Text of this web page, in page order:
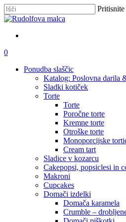
Skip
to
content
Zapri
išči
account
0
Ponudba slaščic
Katalog: Poslovna darila
Sladki kotiček
Torte
Torte
Poročne torte
Kremne torte
Otroške torte
Monoporcijske
Cream tart
Sladice v kozarcu
Cakepopsi, popsiclesi in
Makroni
Cupcakes
Domači izdelki
Domača karamela
Crumble –